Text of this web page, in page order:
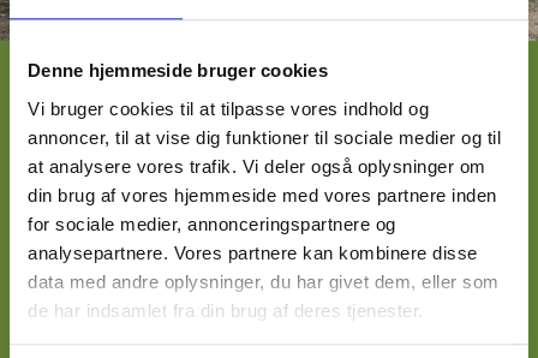
Denne hjemmeside bruger cookies
Vi bruger cookies til at tilpasse vores indhold og
annoncer, til at vise dig funktioner til sociale medier og til
at analysere vores trafik. Vi deler også oplysninger om
din brug af vores hjemmeside med vores partnere inden
for sociale medier, annonceringspartnere og
analysepartnere. Vores partnere kan kombinere disse
data med andre oplysninger, du har givet dem, eller som
de har indsamlet fra din brug af deres tjenester.
HVAD ER DINE BEHOV?
Drømmer du om
Vi løser alle former for snedker- og
tømreropgaver. Uanset om opgaven er
enkel eller kompliceret, står vi klar til at